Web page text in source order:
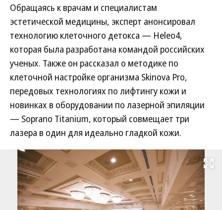
Обращаясь к врачам и специалистам
эстетической медицины, эксперт анонсировал
технологию клеточного детокса — Heleo4,
которая была разработана командой российских
ученых. Также он рассказал о методике по
клеточной настройке организма Skinova Pro,
передовых технологиях по лифтингу кожи и
новинках в оборудовании по лазерной эпиляции
— Soprano Titanium, который совмещает три
лазера в один для идеально гладкой кожи.
Развернуть